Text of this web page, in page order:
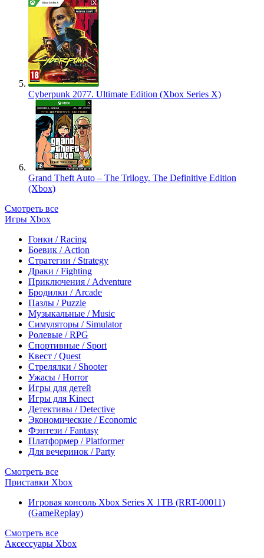
Cyberpunk 2077. Ultimate Edition (Xbox Series X)
Grand Theft Auto – The Trilogy. The Definitive Edition
(Xbox)
Смотреть все
Игры Xbox
Гонки / Racing
Боевик / Action
Стратегии / Strategy
Драки / Fighting
Приключения / Adventure
Бродилки / Arcade
Пазлы / Puzzle
Музыкальные / Music
Симуляторы / Simulator
Ролевые / RPG
Спортивные / Sport
Квест / Quest
Стрелялки / Shooter
Ужасы / Horror
Игры для детей
Игры для Kinect
Детективы / Detective
Экономические / Economic
Фэнтези / Fantasy
Платформер / Platformer
Для вечеринок / Party
Смотреть все
Приставки Xbox
Игровая консоль Xbox Series X 1TB (RRT-00011)
(GameReplay)
Смотреть все
Аксессуары Xbox